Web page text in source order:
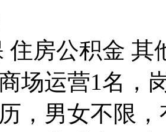
住房公积金 其
场运营1名，
，男女不限